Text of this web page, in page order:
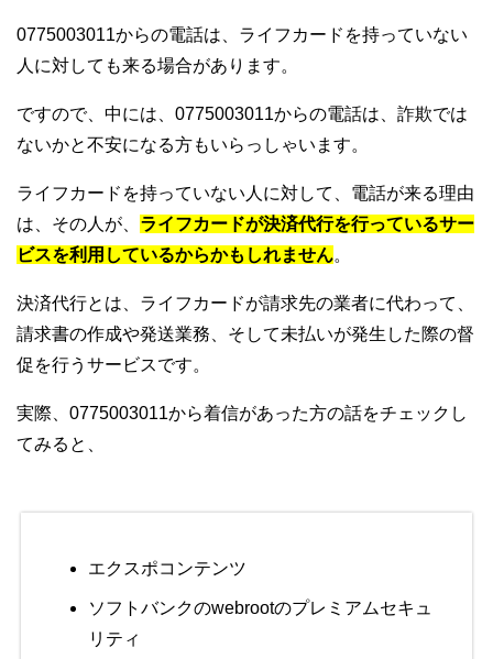
0775003011からの電話は、ライフカードを持っていない
人に対しても来る場合があります。
ですので、中には、0775003011からの電話は、詐欺では
ないかと不安になる方もいらっしゃいます。
ライフカードを持っていない人に対して、電話が来る理由
は、その人が、 ライフカードが決済代行を行っているサー
ビスを利用しているからかもしれません。
決済代行とは、ライフカードが請求先の業者に代わって、
請求書の作成や発送業務、そして未払いが発生した際の督
促を行うサービスです。
実際、0775003011から着信があった方の話をチェックし
てみると、
エクスポコンテンツ
ソフトバンクのwebrootのプレミアムセキュ
リティ